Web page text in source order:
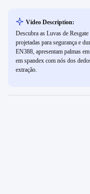
Video Description:
Descubra as Luvas de
projetadas para segurança e
EN388, apresentam palmas
em spandex com nós dos
extração.